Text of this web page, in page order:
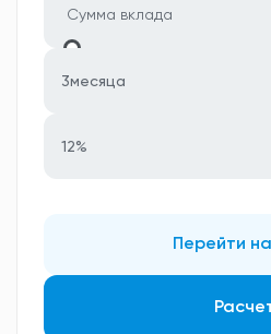
3месяца
12%
Перейти